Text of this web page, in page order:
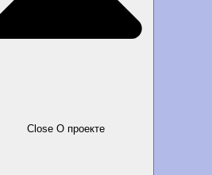
Close О проекте